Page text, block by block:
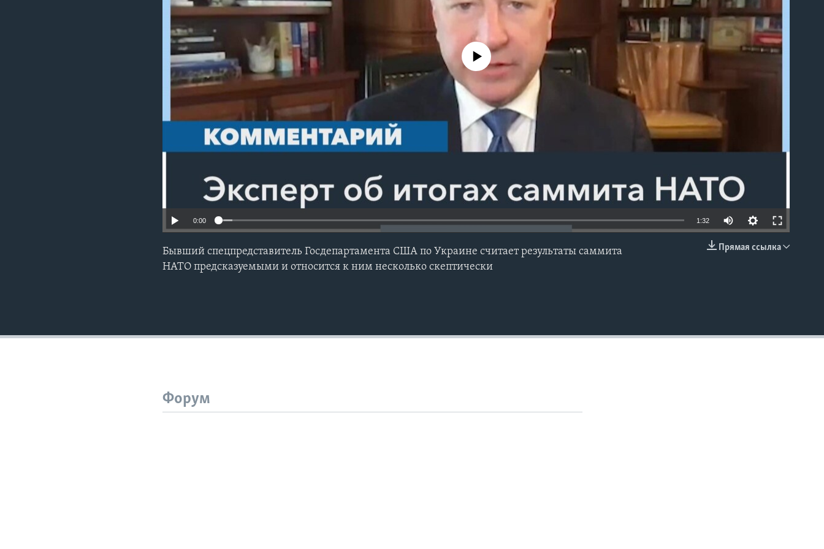
No media source currently available
0:00 1:32
Прямая ссылка
Бывший спецпредставитель Госдепартамента США по Украине считает результаты саммита
НАТО предсказуемыми и относится к ним несколько скептически
Форум